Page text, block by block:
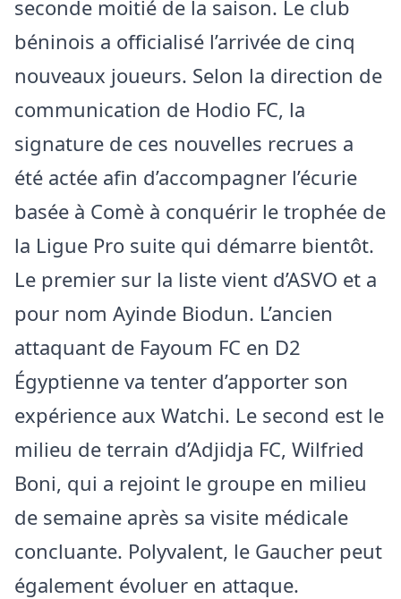
seconde moitié de la saison. Le club
béninois a officialisé l’arrivée de cinq
nouveaux joueurs. Selon la direction de
communication de Hodio FC, la
signature de ces nouvelles recrues a
été actée afin d’accompagner l’écurie
basée à Comè à conquérir le trophée de
la Ligue Pro suite qui démarre bientôt.
Le premier sur la liste vient d’ASVO et a
pour nom Ayinde Biodun. L’ancien
attaquant de Fayoum FC en D2
Égyptienne va tenter d’apporter son
expérience aux Watchi. Le second est le
milieu de terrain d’Adjidja FC, Wilfried
Boni, qui a rejoint le groupe en milieu
de semaine après sa visite médicale
concluante. Polyvalent, le Gaucher peut
également évoluer en attaque.